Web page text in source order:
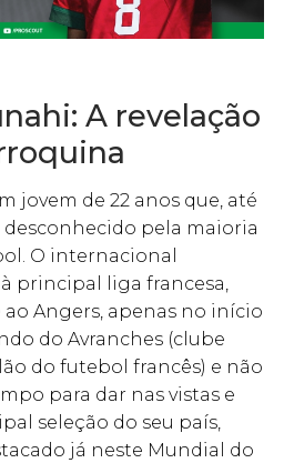
A revelação
jovem de 22 anos que, até
pela maioria
O internacional
principal liga francesa,
Angers, apenas no início
do Avranches (clube
do futebol francês) e não
para dar nas vistas e
seleção do seu país,
já neste Mundial do